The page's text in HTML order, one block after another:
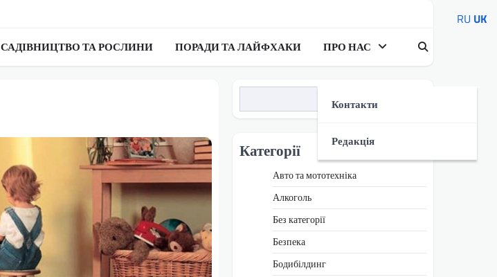
САДІВНИЦТВО ТА РОСЛИНИ ПОРАДИ ТА ЛАЙФХАКИ ПРО НАС
Контакти
Редакція
Категорії
Авто та мототехніка
Алкоголь
Без категорії
Безпека
Бодибілдинг
RU UK